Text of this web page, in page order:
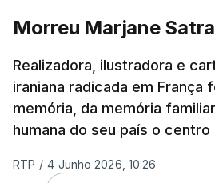
Morreu Marjane
Realizadora, ilustradora e
iraniana radicada em França
memória, da memória
humana do seu país o centro
RTP / 4 Junho 2026, 10:26